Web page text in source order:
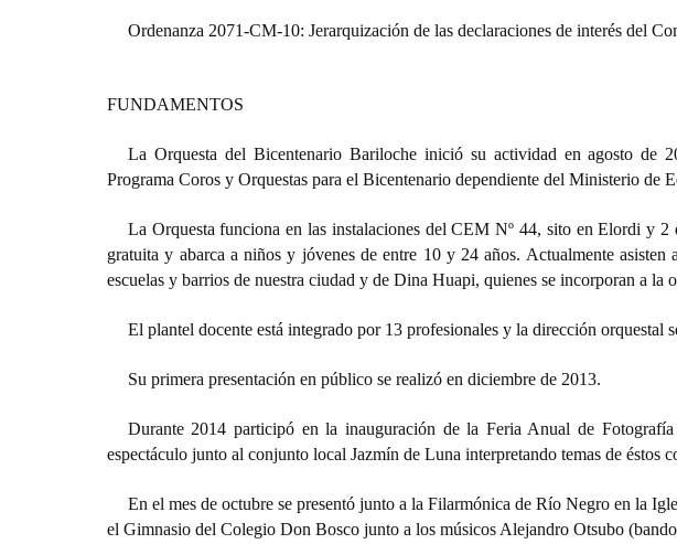
Ordenanza 20­71-CM­-10: Jerarquización de las declaraciones de interés del
FUNDAMENTOS
La Orquesta del Bicentenario Bariloche inició su actividad en agosto de
Programa Coros y Orquestas para el Bicentenario dependiente del Ministerio de
La Orquesta funciona en las instalaciones del CEM Nº 44, sito en Elordi y
gratuita y abarca a niños y jóvenes de entre 10 y 24 años. Actualmente
escuelas y barrios de nuestra ciudad y de Dina Huapi, quienes se incorporan a la
El plantel docente está integrado por 13 profesionales y la dirección orquestal
Su primera presentación en público se realizó en diciembre de 2013.
Durante 2014 participó en la inauguración de la Feria Anual de
espectáculo junto al conjunto local Jazmín de Luna interpretando temas de éstos
En el mes de octubre se presentó junto a la Filarmónica de Río Negro en la
el Gimnasio del Colegio Don Bosco junto a los músicos Alejandro Otsubo